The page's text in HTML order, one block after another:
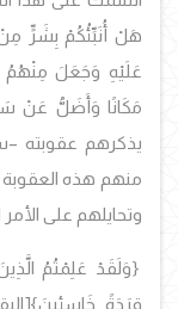
هَلْ أُنَبِّئُكُمْ بِشَرٍّ
عَلَيْهِ وَجَعَلَ مِنْهُمُ
يذكرهم عقوبته
منهم هذه العقوبة
وتحايلهم على الأمر
{وَلَقَدْ عَلِمْتُمُ